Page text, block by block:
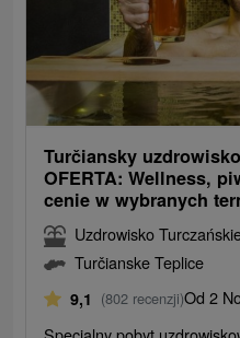
Turčiansky
OFERTA: Wellness,
cenie w wybranych
Uzdrowisko
Turčianske Teplice
9,1 (802 recenzji)Od 2